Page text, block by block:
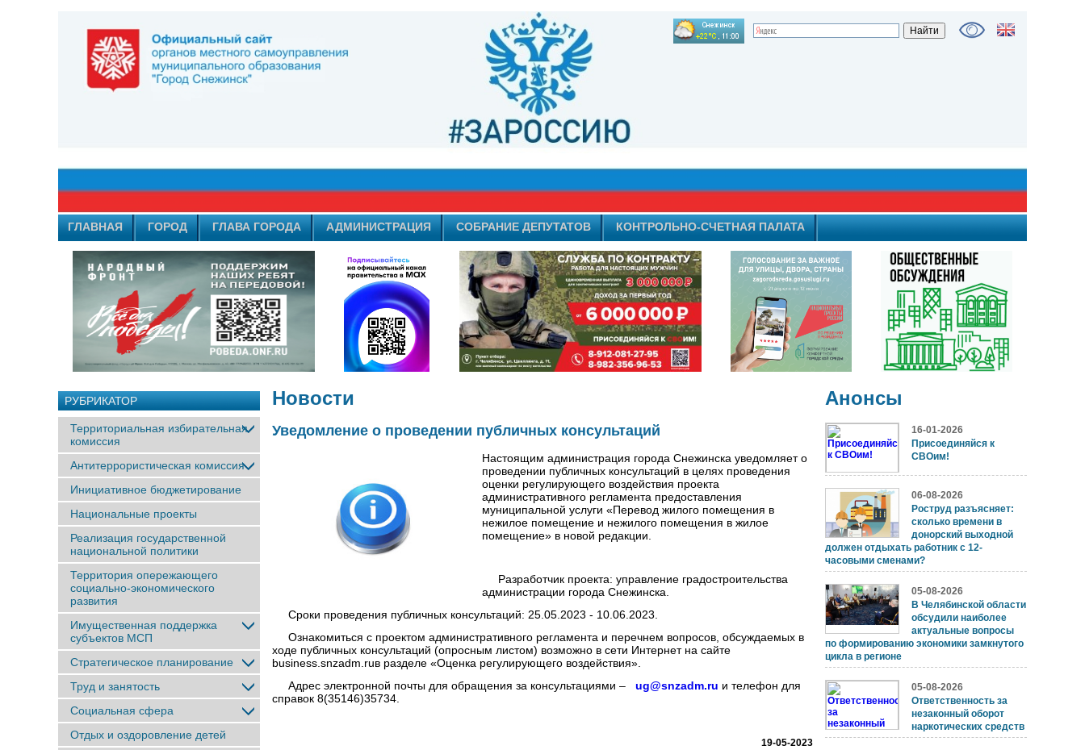
ГЛАВНАЯ ГОРОД ГЛАВА ГОРОДА АДМИНИСТРАЦИЯ СОБРАНИЕ ДЕПУТАТОВ КОНТРОЛЬНО-СЧЕТНАЯ ПАЛАТА
РУБРИКАТОР
Территориальная избирательная
комиссия
Антитеррористическая комиссия
Инициативное бюджетирование
Национальные проекты
Реализация государственной
национальной политики
Территория опережающего
социально-экономического
развития
Имущественная поддержка
субъектов МСП
Стратегическое планирование
Труд и занятость
Социальная сфера
Отдых и оздоровление детей
Новости
Уведомление о проведении публичных консультаций
Настоящим администрация города Снежинска уведомляет о
проведении публичных консультаций в целях проведения
оценки регулирующего воздействия проекта
административного регламента предоставления
муниципальной услуги «Перевод жилого помещения в
нежилое помещение и нежилого помещения в жилое
помещение» в новой редакции.
Разработчик проекта: управление градостроительства
администрации города Снежинска.
Сроки проведения публичных консультаций: 25.05.2023 - 10.06.2023.
Ознакомиться с проектом административного регламента и перечнем вопросов, обсуждаемых в
ходе публичных консультаций (опросным листом) возможно в сети Интернет на сайте
business.snzadm.ruв разделе «Оценка регулирующего воздействия».
Адрес электронной почты для обращения за консультациями –
ug@snzadm.ru и телефон для
справок 8(35146)35734.
19-05-2023
Анонсы
16-01-2026
Присоединяйся к
СВОим!
06-08-2026
Роструд разъясняет:
сколько времени в
донорский выходной
должен отдыхать работник с 12-
часовыми сменами?
05-08-2026
В Челябинской области
обсудили наиболее
актуальные вопросы
по формированию экономики замкнутого
цикла в регионе
05-08-2026
Ответственность за
незаконный оборот
наркотических средств